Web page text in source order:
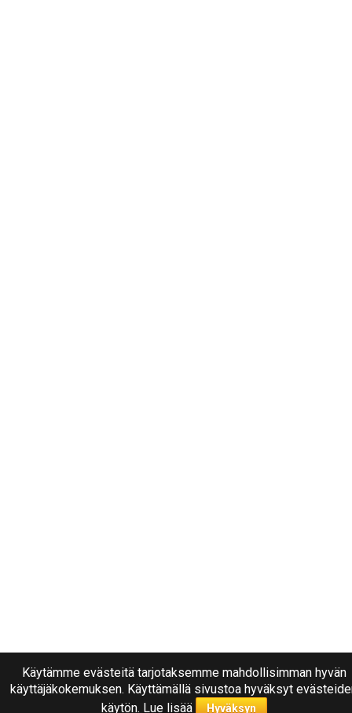
Käytämme evästeitä tarjotaksemme mahdollisimman hyvän
käyttäjäkokemuksen. Käyttämällä sivustoa hyväksyt
käytön. Lue lisää Hyväksyn